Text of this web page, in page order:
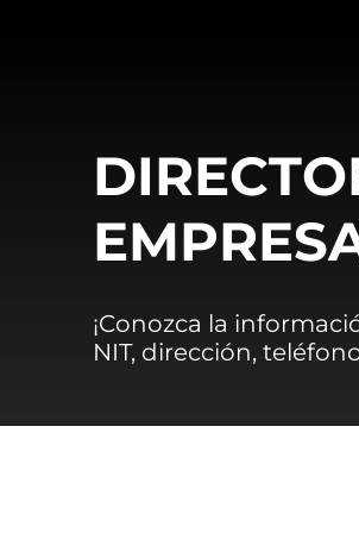
¡Conozca la
NIT, dirección,